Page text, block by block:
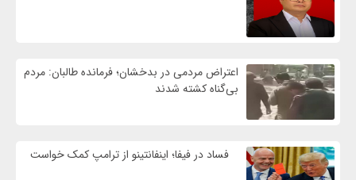
اعتراض مردمی در بدخشان؛ فرمانده طالبان: مردم
بی‌گناه کشته شدند
فساد در فیفا؛ اینفانتینو از ترامپ کمک خواست